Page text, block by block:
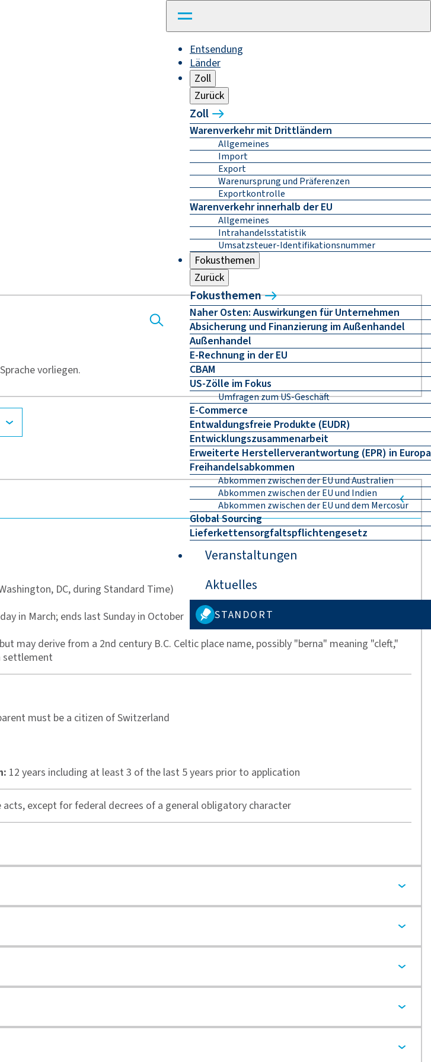
Entsendung
Länder
Zoll
Zurück
Zoll
Warenverkehr mit Drittländern
Allgemeines
Import
Export
Warenursprung und Präferenzen
Exportkontrolle
Warenverkehr innerhalb der EU
Allgemeines
Intrahandelsstatistik
Umsatzsteuer-Identifikationsnummer
Fokusthemen
Zurück
Fokusthemen
Naher Osten: Auswirkungen für Unternehmen
Absicherung und Finanzierung im Außenhandel
Außenhandel
E-Rechnung in der EU
CBAM
US-Zölle im Fokus
Umfragen zum US-Geschäft
E-Commerce
Entwaldungsfreie Produkte (EUDR)
Entwicklungszusammenarbeit
Erweiterte Herstellerverantwortung (EPR) in Europa
Freihandelsabkommen
Abkommen zwischen der EU und Australien
Abkommen zwischen der EU und Indien
Abkommen zwischen der EU und dem Mercosur
Global Sourcing
Lieferkettensorgfaltspflichtengesetz
Veranstaltungen
Aktuelles
STANDORT
vorliegen.
DC, during Standard Time)
in March; ends last Sunday in October
may derive from a 2nd century B.C. Celtic place name, possibly "berna" meaning "cleft,"
settlement
must be a citizen of Switzerland
12 years including at least 3 of the last 5 years prior to application
except for federal decrees of a general obligatory character